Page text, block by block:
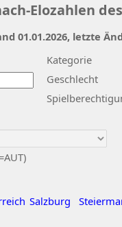
Elozahlen des
Kategorie
Geschlecht
Salzburg
01.01.2026, letzte